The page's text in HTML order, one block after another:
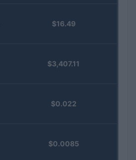
$16.49
$3,407.11
$0.022
$0.0085